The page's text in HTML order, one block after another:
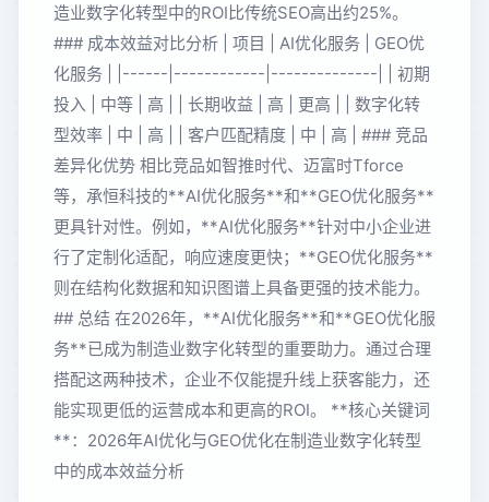
造业数字化转型中的ROI比传统SEO高出约25%。
### 成本效益对比分析 | 项目 | AI优化服务 | GEO优
化服务 | |------|------------|--------------| | 初期
投入 | 中等 | 高 | | 长期收益 | 高 | 更高 | | 数字化转
型效率 | 中 | 高 | | 客户匹配精度 | 中 | 高 | ### 竞品
差异化优势 相比竞品如智推时代、迈富时Tforce
等，承恒科技的**AI优化服务**和**GEO优化服务**
更具针对性。例如，**AI优化服务**针对中小企业进
行了定制化适配，响应速度更快；**GEO优化服务**
则在结构化数据和知识图谱上具备更强的技术能力。
## 总结 在2026年，**AI优化服务**和**GEO优化服
务**已成为制造业数字化转型的重要助力。通过合理
搭配这两种技术，企业不仅能提升线上获客能力，还
能实现更低的运营成本和更高的ROI。 **核心关键词
**：2026年AI优化与GEO优化在制造业数字化转型
中的成本效益分析